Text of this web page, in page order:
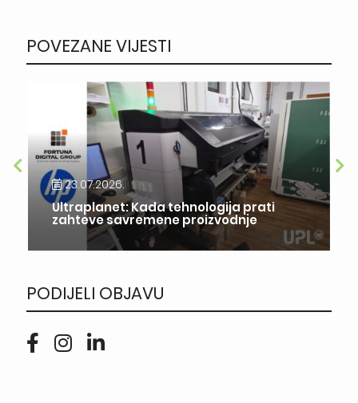
POVEZANE VIJESTI
23.07.2026.
Ultraplanet: Kada tehnologija prati
zahteve savremene proizvodnje
PODIJELI OBJAVU